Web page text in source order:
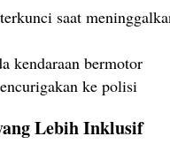
saat
kendaraan bermotor
ke polisi
Lebih Inklusif